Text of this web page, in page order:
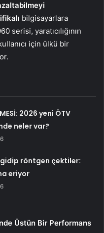
bilgisayarlara
serisi, yaratıcılığının
için ülkü bir
2026 yeni ÖTV
neler var?
röntgen çektiler:
eriyor
Üstün Bir Performans